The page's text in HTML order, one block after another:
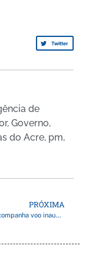
Twitter
de
, Governo,
do Acre, pm,
PRÓXIMA
Governador acompanha voo inaugural do drone Harpia, e Acre se torna pioneiro na inovação do patrulhamento de fronteiras